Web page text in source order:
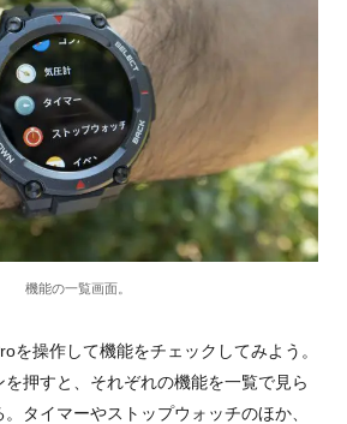
機能の一覧画面。
を操作して機能をチェックしてみよう。
押すと、それぞれの機能を一覧で見ら
タイマーやストップウォッチのほか、